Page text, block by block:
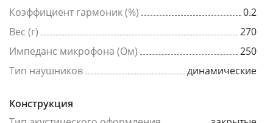
Коэффициент гармоник (%)
0.2
Вес (г)
270
Импеданс микрофона (Ом)
250
Тип наушников
динамические
Конструкция